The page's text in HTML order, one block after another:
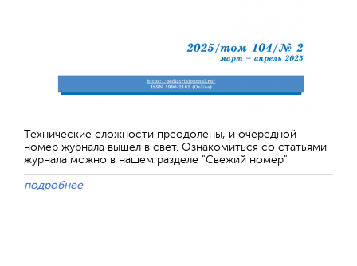
Технические сложности преодолены, и очередной
номер журнала вышел в свет. Ознакомиться со статьями
журнала можно в нашем разделе "Свежий номер"
подробнее